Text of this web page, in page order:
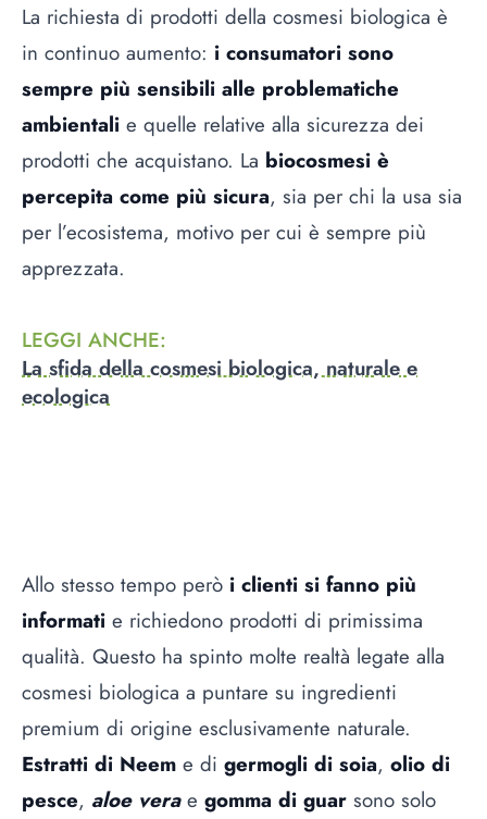
La richiesta di prodotti della cosmesi biologica è
in continuo aumento: i consumatori sono
sempre più sensibili alle problematiche
ambientali e quelle relative alla sicurezza dei
prodotti che acquistano. La biocosmesi è
percepita come più sicura, sia per chi la usa sia
per l’ecosistema, motivo per cui è sempre più
apprezzata.
LEGGI ANCHE:
La sfida della cosmesi biologica, naturale e
ecologica
Allo stesso tempo però i clienti si fanno più
informati e richiedono prodotti di primissima
qualità. Questo ha spinto molte realtà legate alla
cosmesi biologica a puntare su ingredienti
premium di origine esclusivamente naturale.
Estratti di Neem e di germogli di soia, olio di
pesce, aloe verae gomma di guar sono solo